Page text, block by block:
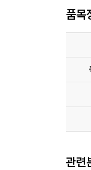
품목
관련